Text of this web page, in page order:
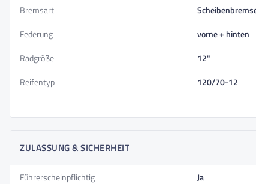
Technisches Merkmal
Farbe
Maximales Benutzergewicht 150kg
Reichweite
80km
Geschwindigkeit
Peakleistung
Batteriespannung
Bremsart
Federung
vorne + hinten
Radgröße
12"
Reifentyp
120/70-12
ZULASSUNG & SICHERHEIT
Führerscheinpflichtig
Ja